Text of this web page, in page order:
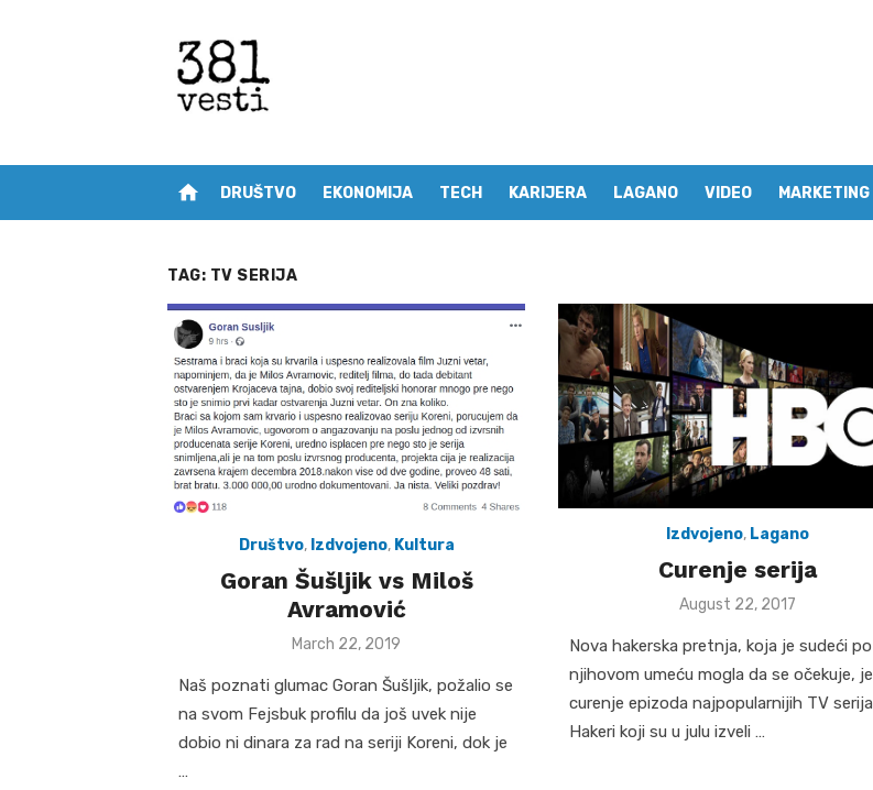
home DRUŠTVO EKONOMIJA TECH KARIJERA LAGANO VIDEO MARKETING
TAG: TV SERIJA
Društvo, Izdvojeno, Kultura
Goran Šušljik vs Miloš
Avramović
Posted
March 22, 2019
Naš poznati glumac Goran Šušljik, požalio se
na svom Fejsbuk profilu da još uvek nije
dobio ni dinara za rad na seriji Koreni, dok je
…
Izdvojeno, Lagano
Curenje serija
Posted
August 22, 2017
Nova hakerska pretnja, koja je sudeći po
njihovom umeću mogla da se očekuje, je
curenje epizoda najpopularnijih TV serija
Hakeri koji su u julu izveli …